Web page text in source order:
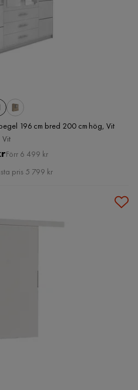
196 cm bred 200 cm hög, Vit
Vit
Pris
Original
Pris
Förr 6 499 kr
pris 5 799 kr